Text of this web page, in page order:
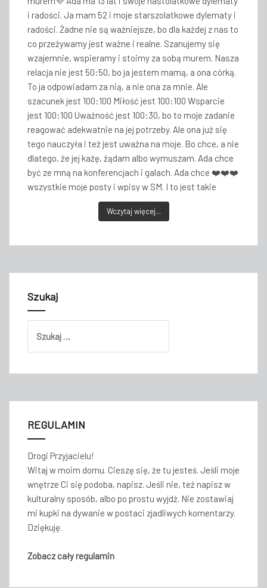
Wczytaj więcej...
Szukaj
REGULAMIN
Drogi Przyjacielu!
Witaj w moim domu. Cieszę się, że tu jesteś. Jeśli moje
wnętrze Ci się podoba, napisz. Jeśli nie, też napisz w
kulturalny sposób, albo po prostu wyjdź. Nie zostawiaj
mi kupki na dywanie w postaci zjadliwych komentarzy.
Dziękuję.
Zobacz cały regulamin